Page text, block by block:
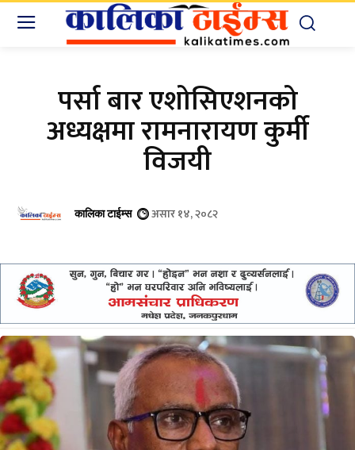
पर्सा बार एशोसिएशनको
अध्यक्षमा रामनारायण कुर्मी
विजयी
कालिका टाईम्स असार १४, २०८२